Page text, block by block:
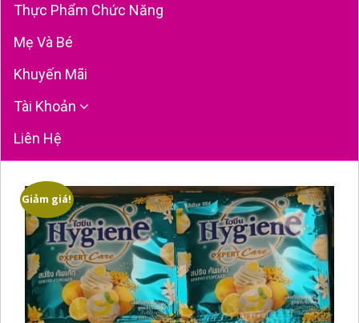
Thực Phẩm Chức Năng
Mẹ Và Bé
Khuyến Mãi
Tài Khoản
Liên Hệ
Giảm giá!